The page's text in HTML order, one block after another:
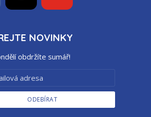
NOVINKY
obdržíte sumář!